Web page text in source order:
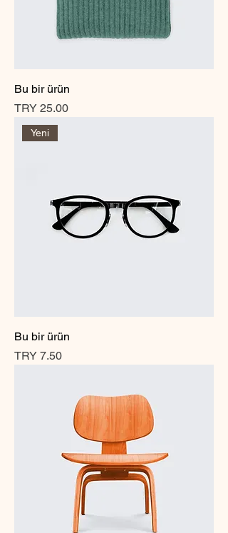
Bu bir ürün
Price
TRY 25.00
Yeni
Bu bir ürün
Price
TRY 7.50